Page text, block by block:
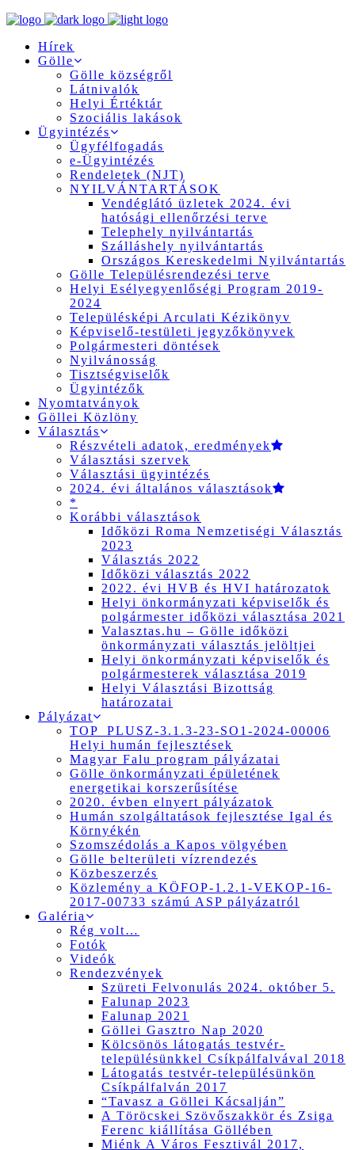
Hírek
Gölle
Gölle községről
Látnivalók
Helyi Értéktár
Szociális lakások
Ügyintézés
Ügyfélfogadás
e-Ügyintézés
Rendeletek (NJT)
NYILVÁNTARTÁSOK
Vendéglátó üzletek 2024. évi
hatósági ellenőrzési terve
Telephely nyilvántartás
Szálláshely nyilvántartás
Országos Kereskedelmi Nyilvántartás
Gölle Településrendezési terve
Helyi Esélyegyenlőségi Program 2019-
2024
Településképi Arculati Kézikönyv
Képviselő-testületi jegyzőkönyvek
Polgármesteri döntések
Nyilvánosság
Tisztségviselők
Ügyintézők
Nyomtatványok
Göllei Közlöny
Választás
Részvételi adatok, eredmények
Választási szervek
Választási ügyintézés
2024. évi általános választások
*
Korábbi választások
Időközi Roma Nemzetiségi Választás
2023
Választás 2022
Időközi választás 2022
2022. évi HVB és HVI határozatok
Helyi önkormányzati képviselők és
polgármester időközi választása 2021
Valasztas.hu – Gölle időközi
önkormányzati választás jelöltjei
Helyi önkormányzati képviselők és
polgármesterek választása 2019
Helyi Választási Bizottság
határozatai
Pályázat
TOP_PLUSZ-3.1.3-23-SO1-2024-00006
Helyi humán fejlesztések
Magyar Falu program pályázatai
Gölle önkormányzati épületének
energetikai korszerűsítése
2020. évben elnyert pályázatok
Humán szolgáltatások fejlesztése Igal és
Környékén
Szomszédolás a Kapos völgyében
Gölle belterületi vízrendezés
Közbeszerzés
Közlemény a KÖFOP-1.2.1-VEKOP-16-
2017-00733 számú ASP pályázatról
Galéria
Rég volt…
Fotók
Videók
Rendezvények
Szüreti Felvonulás 2024. október 5.
Falunap 2023
Falunap 2021
Göllei Gasztro Nap 2020
Kölcsönös látogatás testvér-
településünkkel Csíkpálfalvával 2018
Látogatás testvér-településünkön
Csíkpálfalván 2017
“Tavasz a Göllei Kácsalján”
A Töröcskei Szövőszakkör és Zsiga
Ferenc kiállítása Göllében
Miénk A Város Fesztivál 2017,